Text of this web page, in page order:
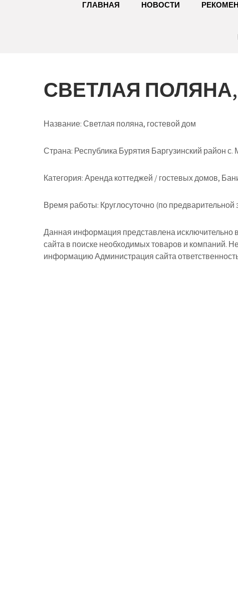
ГЛАВНАЯ НОВОСТИ
СВЕТЛАЯ
Название:Светлая поляна, гостевой дом
Страна: Республика Бурятия Баргузинский район
Категория:Аренда коттеджей / гостевых домов,
Время работы: Круглосуточно (по предварительной
Данная информация представлена исключительно
сайта в поиске необходимых товаров и компаний.
информацию Администрация сайта